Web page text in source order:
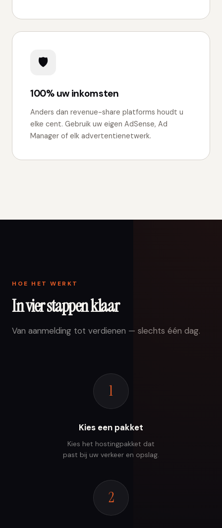
🛡
100% uw inkomsten
Anders dan revenue-share platforms houdt u
elke cent. Gebruik uw eigen AdSense, Ad
Manager of elk advertentienetwerk.
HOE HET WERKT
In vier stappen klaar
Van aanmelding tot verdienen — slechts één dag.
1
Kies een pakket
Kies het hostingpakket dat
past bij uw verkeer en opslag.
2